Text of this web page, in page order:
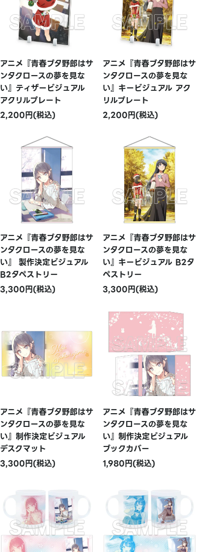
アニメ『青春ブタ野郎はサ
ンタクロースの夢を見な
い』ティザービジュアル
アクリルプレート
2,200円(税込)
アニメ『青春ブタ野郎はサ
ンタクロースの夢を見な
い』キービジュアル アク
リルプレート
2,200円(税込)
アニメ『青春ブタ野郎はサ
ンタクロースの夢を見な
い』 製作決定ビジュアル
B2タペストリー
3,300円(税込)
アニメ『青春ブタ野郎はサ
ンタクロースの夢を見な
い』キービジュアル B2タ
ペストリー
3,300円(税込)
アニメ『青春ブタ野郎はサ
ンタクロースの夢を見な
い』制作決定ビジュアル
デスクマット
3,300円(税込)
アニメ『青春ブタ野郎はサ
ンタクロースの夢を見な
い』制作決定ビジュアル
ブックカバー
1,980円(税込)